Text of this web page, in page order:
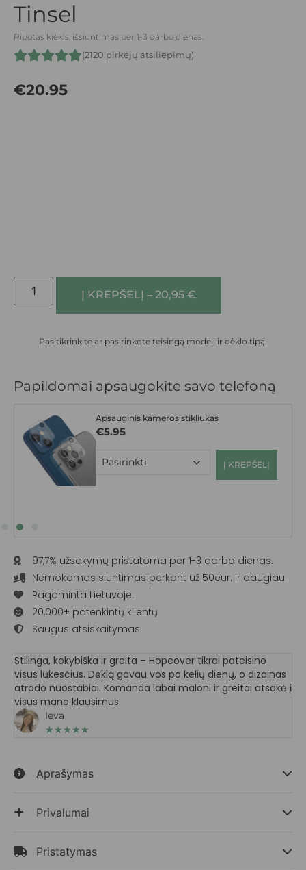
Tinsel
Ribotas kiekis, išsiuntimas per 1-3 darbo dienas.
(2120 pirkėjų atsiliepimų)
€20.95
Į KREPŠELĮ – 20,95 €
Pasitikrinkite ar pasirinkote teisingą modelį ir dėklo tipą.
Papildomai apsaugokite savo telefoną
Apsauginis kameros stikliukas
€5.95
Į KREPŠELĮ
97,7% užsakymų pristatoma per 1-3 darbo dienas.
Nemokamas siuntimas perkant už 50eur. ir daugiau.
Pagaminta Lietuvoje.
20,000+ patenkintų klientų
Saugus atsiskaitymas
Ieva
★ ★ ★ ★ ★
Stilinga, kokybiška ir greita – Hopcover tikrai pateisino
visus lūkesčius. Dėklą gavau vos po kelių dienų, o dizainas
atrodo nuostabiai. Komanda labai maloni ir greitai atsakė į
visus mano klausimus.
Aprašymas
Privalumai
Pristatymas